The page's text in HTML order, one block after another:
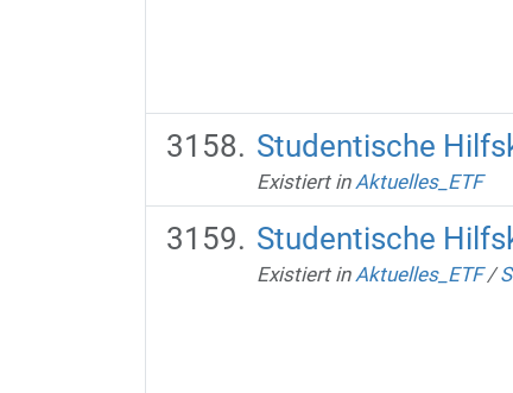
Studentische
Existiert in Aktuelles_ETF
Studentische
Existiert in Aktuelles_ETF /